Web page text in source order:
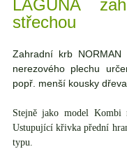
LAGUNA
střechou
Zahradní krb
nerezového plechu
popř. menší kousky dřeva.
Stejně jako model Kombi
Ustupující křivka přední
typu.